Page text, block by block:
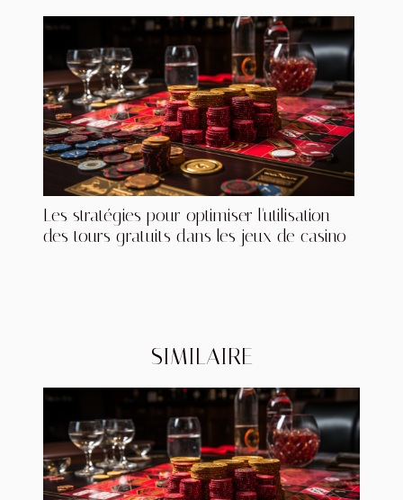
Les stratégies pour optimiser l'utilisation
des tours gratuits dans les jeux de casino
SIMILAIRE